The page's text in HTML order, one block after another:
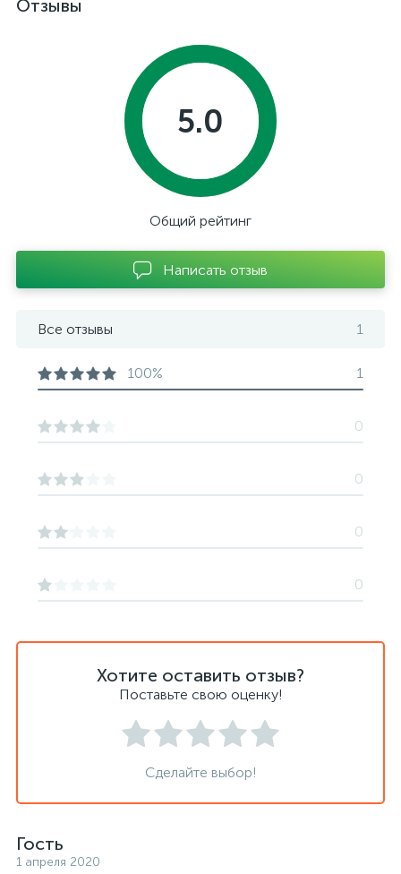
Отзывы
Хотите оставить отзыв?
Поставьте свою оценку!
Сделайте выбор!
Гость
1 апреля 2020
5.0
Общий рейтинг
Написать отзыв
Все отзывы 1
100% 1
0
0
0
0